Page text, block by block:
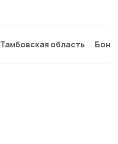
Тамбовская область